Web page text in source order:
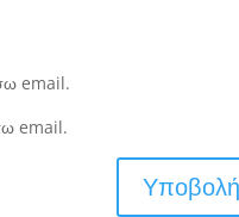
email.
email.